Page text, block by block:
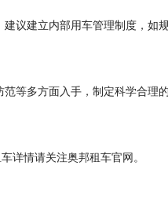
议建立内部用车管理制度，如
等多方面入手，制定科学合理
详情请关注奥邦租车官网。